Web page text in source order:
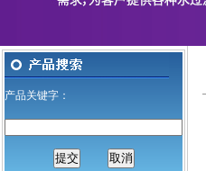
产品关键字：